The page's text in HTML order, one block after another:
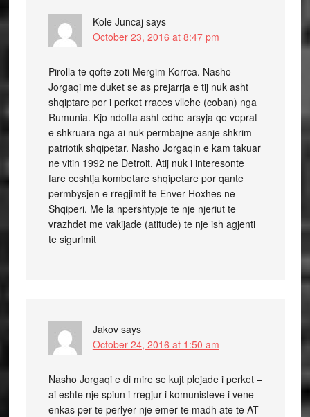
Kole Juncaj says
October 23, 2016 at 8:47 pm
Pirolla te qofte zoti Mergim Korrca. Nasho
Jorgaqi me duket se as prejarrja e tij nuk asht
shqiptare por i perket rraces vllehe (coban) nga
Rumunia. Kjo ndofta asht edhe arsyja qe veprat
e shkruara nga ai nuk permbajne asnje shkrim
patriotik shqipetar. Nasho Jorgaqin e kam takuar
ne vitin 1992 ne Detroit. Atij nuk i interesonte
fare ceshtja kombetare shqipetare por qante
permbysjen e rregjimit te Enver Hoxhes ne
Shqiperi. Me la npershtypje te nje njeriut te
vrazhdet me vakijade (atitude) te nje ish agjenti
te sigurimit
Jakov says
October 24, 2016 at 1:50 am
Nasho Jorgaqi e di mire se kujt plejade i perket –
ai eshte nje spiun i rregjur i komunisteve i vene
enkas per te perlyer nje emer te madh ate te AT